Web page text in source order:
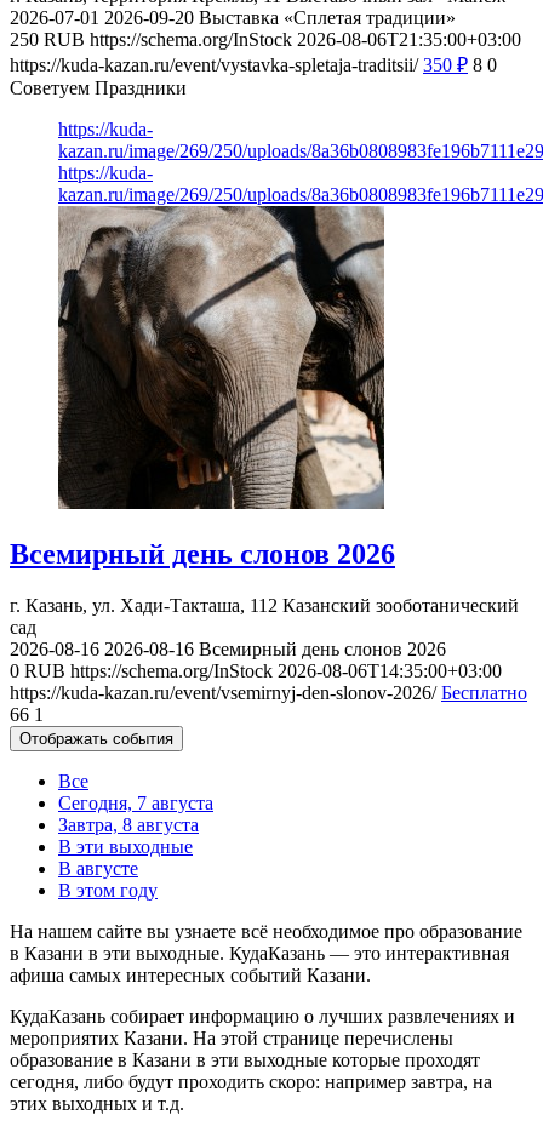
2026-07-01 2026-09-20 Выставка «Сплетая традиции»
250 RUB https://schema.org/InStock 2026-08-06T21:35:00+03:00
https://kuda-kazan.ru/event/vystavka-spletaja-traditsii/ 350 ₽ 8 0
Советуем Праздники
https://kuda-
kazan.ru/image/269/250/uploads/
https://kuda-
kazan.ru/image/269/250/uploads/
Всемирный день слонов 2026
г. Казань, ул. Хади-Такташа, 112 Казанский зооботанический
сад
2026-08-16 2026-08-16 Всемирный день слонов 2026
0 RUB https://schema.org/InStock 2026-08-06T14:35:00+03:00
https://kuda-kazan.ru/event/vsemirnyj-den-slonov-2026/ Бесплатно
66 1
Отображать события
Все
Сегодня, 7 августа
Завтра, 8 августа
В эти выходные
В августе
В этом году
На нашем сайте вы узнаете всё необходимое про образование
в Казани в эти выходные. КудаКазань — это интерактивная
афиша самых интересных событий Казани.
КудаКазань собирает информацию о лучших развлечениях и
мероприятих Казани. На этой странице перечислены
образование в Казани в эти выходные которые проходят
сегодня, либо будут проходить скоро: например завтра, на
этих выходных и т.д.